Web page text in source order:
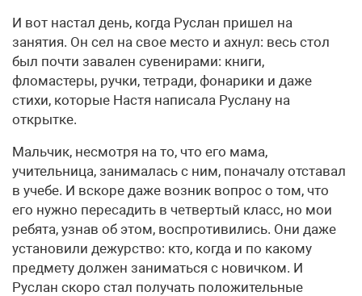
И вот настал день, когда Руслан пришел на
занятия. Он сел на свое место и ахнул: весь стол
был почти завален сувенирами: книги,
фломастеры, ручки, тетради, фонарики и даже
стихи, которые Настя написала Руслану на
открытке.
Мальчик, несмотря на то, что его мама,
учительница, занималась с ним, поначалу отставал
в учебе. И вскоре даже возник вопрос о том, что
его нужно пересадить в четвертый класс, но мои
ребята, узнав об этом, воспротивились. Они даже
установили дежурство: кто, когда и по какому
предмету должен заниматься с новичком. И
Руслан скоро стал получать положительные